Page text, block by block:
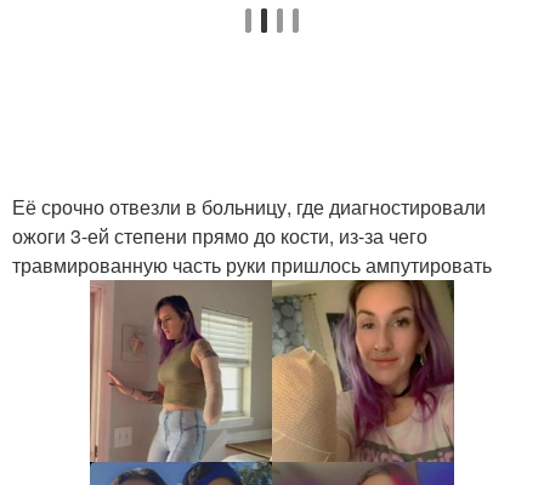
Её срочно отвезли в больницу, где диагностировали
ожоги 3-ей степени прямо до кости, из-за чего
травмированную часть руки пришлось ампутировать